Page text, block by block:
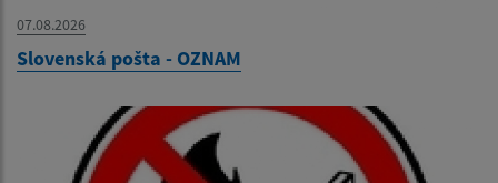
07.08.2026
Slovenská pošta - OZNAM